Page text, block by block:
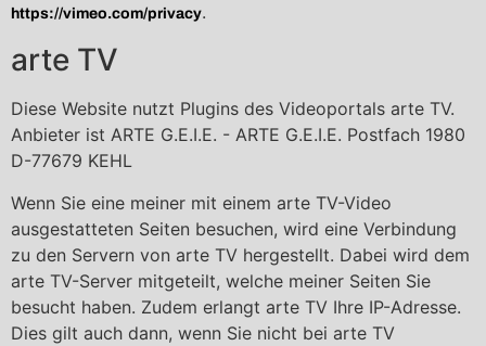
https://vimeo.com/privacy.
arte TV
Diese Website nutzt Plugins des Videoportals arte TV.
Anbieter ist ARTE G.E.I.E. - ARTE G.E.I.E. Postfach 1980
D-77679 KEHL
Wenn Sie eine meiner mit einem arte TV-Video
ausgestatteten Seiten besuchen, wird eine Verbindung
zu den Servern von arte TV hergestellt. Dabei wird dem
arte TV-Server mitgeteilt, welche meiner Seiten Sie
besucht haben. Zudem erlangt arte TV Ihre IP-Adresse.
Dies gilt auch dann, wenn Sie nicht bei arte TV